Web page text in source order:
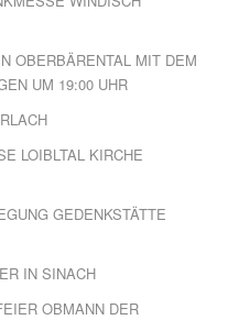
OBERBÄRENTAL MIT DEM
UM 19:00 UHR
LOIBLTAL KIRCHE
GEDENKSTÄTTE
IN SINACH
OBMANN DER